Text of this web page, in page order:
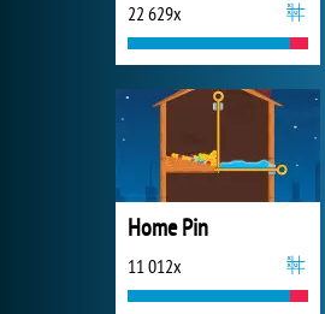
22 629x
Home Pin
11 012x